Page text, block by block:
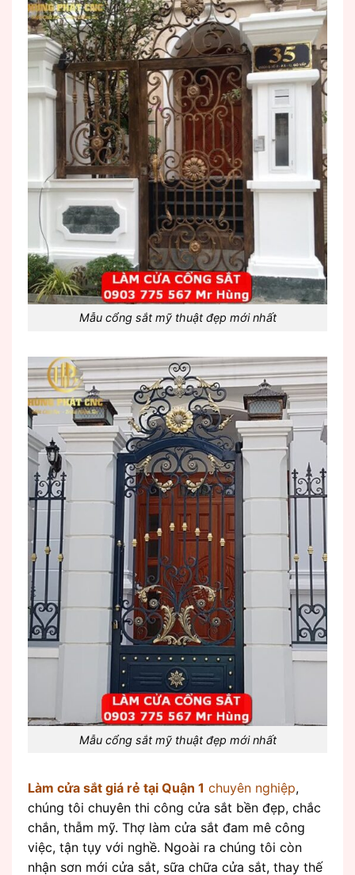
Mẫu cổng sắt mỹ thuật đẹp mới nhất
Mẫu cổng sắt mỹ thuật đẹp mới nhất
Làm cửa sắt giá rẻ tại Quận 1 chuyên nghiệp,
chúng tôi chuyên thi công cửa sắt bền đẹp, chắc
chắn, thẫm mỹ. Thợ làm cửa sắt đam mê công
việc, tận tụy với nghề. Ngoài ra chúng tôi còn
nhận sơn mới cửa sắt, sữa chữa cửa sắt, thay thế